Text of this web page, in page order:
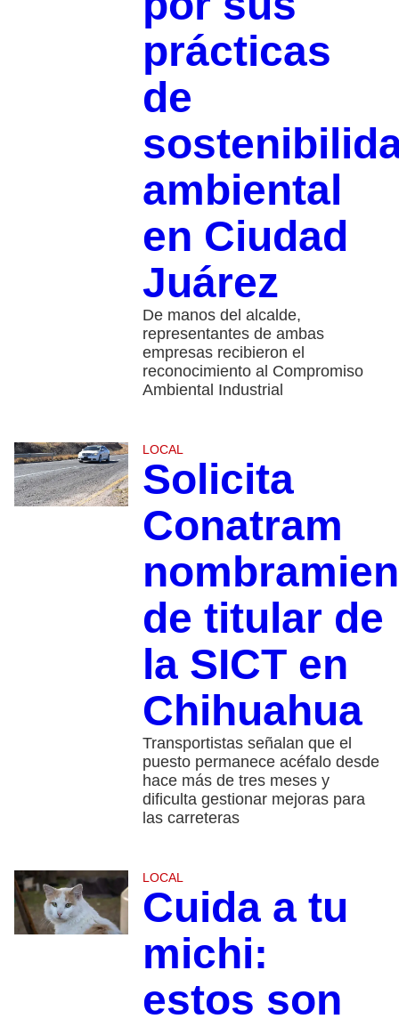
prácticas
de
ambiental
en Ciudad
Juárez
De manos del alcalde,
representantes de ambas
empresas recibieron el
reconocimiento al Compromiso
Ambiental Industrial
LOCAL
Solicita
Conatram
de titular de
la SICT en
Chihuahua
Transportistas señalan que el
puesto permanece acéfalo desde
hace más de tres meses y
dificulta gestionar mejoras para
las carreteras
LOCAL
Cuida a tu
michi:
estos son